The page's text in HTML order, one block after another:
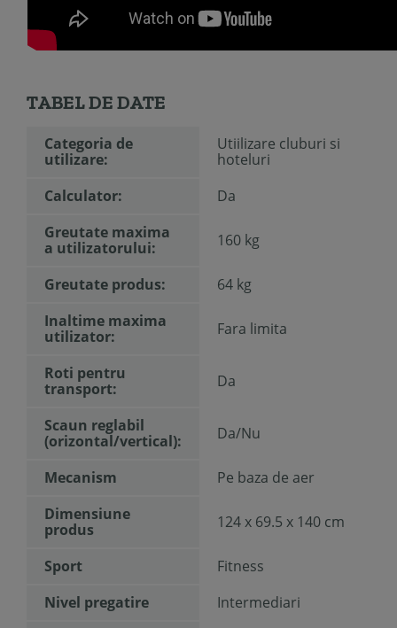
TABEL DE DATE
Categoria de
utilizare:
Utiilizare cluburi si
hoteluri
Calculator:
Da
Greutate maxima
a utilizatorului:
160 kg
Greutate produs:
64 kg
Inaltime maxima
utilizator:
Fara limita
Roti pentru
transport:
Da
Scaun reglabil
(orizontal/vertical):
Da/Nu
Mecanism
Pe baza de aer
Dimensiune
produs
124 x 69.5 x 140 cm
Sport
Fitness
Nivel pregatire
Intermediari